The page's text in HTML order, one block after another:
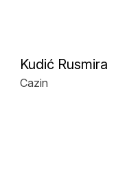
Kudić Rusmira
Cazin